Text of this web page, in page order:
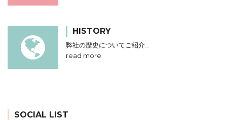
HISTORY
弊社の歴史についてご紹介…
read more
SOCIAL LIST